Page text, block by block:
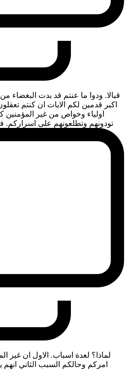
قبالا. ودوا ما عنتم قد بدت البغضاء
اكبر قدمين لكم الايات ان كنتم
اولياء وخواص من غير المؤمنين
تودونهم وتطلعونهم على اسراركم.
لماذا؟ لعدة اسباب. الاول ان غير
امركم وحالكم السبب الثاني